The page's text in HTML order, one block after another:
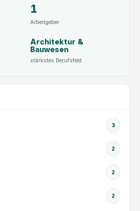
1
Arbeitgeber
Architektur &
Bauwesen
stärkstes Berufsfeld
3
2
2
2